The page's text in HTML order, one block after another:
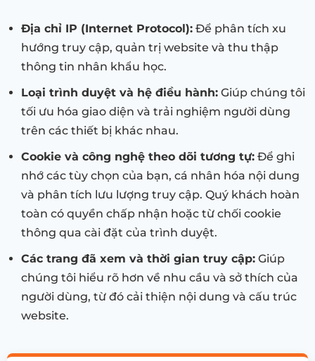
Địa chỉ IP (Internet Protocol): Để phân tích xu
hướng truy cập, quản trị website và thu thập
thông tin nhân khẩu học.
Loại trình duyệt và hệ điều hành: Giúp chúng tôi
tối ưu hóa giao diện và trải nghiệm người dùng
trên các thiết bị khác nhau.
Cookie và công nghệ theo dõi tương tự: Để ghi
nhớ các tùy chọn của bạn, cá nhân hóa nội dung
và phân tích lưu lượng truy cập. Quý khách hoàn
toàn có quyền chấp nhận hoặc từ chối cookie
thông qua cài đặt của trình duyệt.
Các trang đã xem và thời gian truy cập: Giúp
chúng tôi hiểu rõ hơn về nhu cầu và sở thích của
người dùng, từ đó cải thiện nội dung và cấu trúc
website.